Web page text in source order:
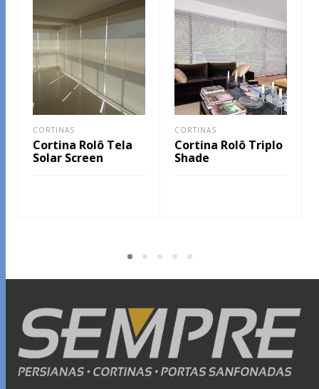
CORTINAS
Cortina Rolô Tela
Solar Screen
CORTINAS
Cortina Rolô Triplo
Shade